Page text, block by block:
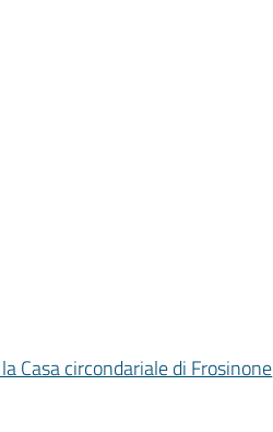
Casa circondariale di Frosinone